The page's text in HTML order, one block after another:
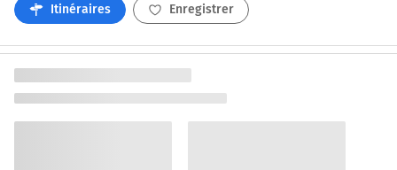
Itinéraires Enregistrer